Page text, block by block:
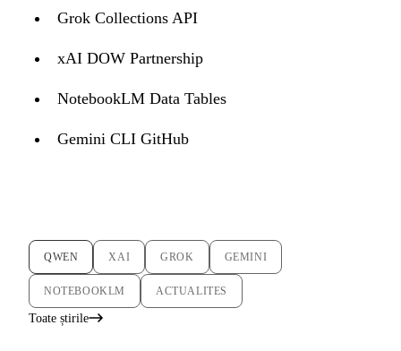
Grok Collections API
xAI DOW Partnership
NotebookLM Data Tables
Gemini CLI GitHub
QWEN XAI GROK GEMINI
NOTEBOOKLM ACTUALITES
Toate știrile